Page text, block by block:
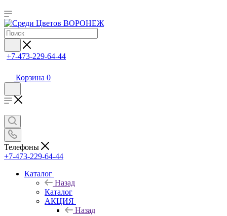
+7-473-229-64-44
Корзина 0
Телефоны
+7-473-229-64-44
Каталог
Назад
Каталог
АКЦИЯ
Назад